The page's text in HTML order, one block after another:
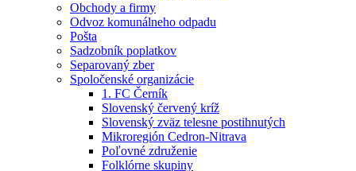
Obchody a firmy
Odvoz komunálneho odpadu
Pošta
Sadzobník poplatkov
Separovaný zber
Spoločenské organizácie
1. FC Černík
Slovenský červený kríž
Slovenský zväz telesne postihnutých
Mikroregión Cedron-Nitrava
Poľovné združenie
Folklórne skupiny